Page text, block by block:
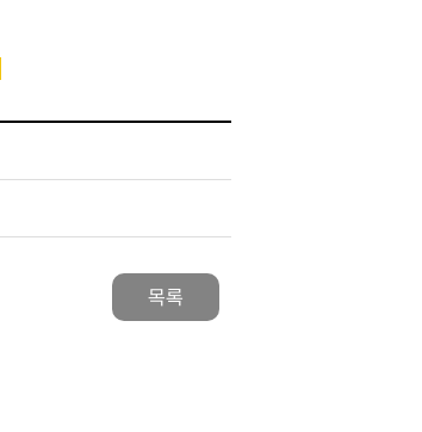
목록